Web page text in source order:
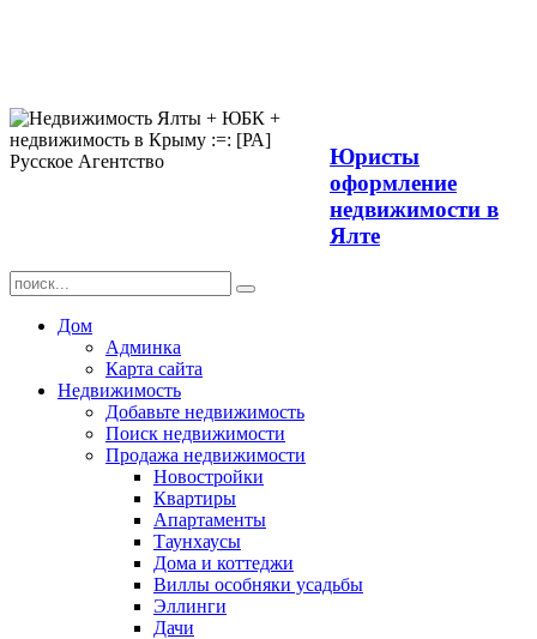
Юристы
оформление
недвижимости в
Ялте
Дом
Админка
Карта сайта
Недвижимость
Добавьте недвижимость
Поиск недвижимости
Продажа недвижимости
Новостройки
Квартиры
Апартаменты
Таунхаусы
Дома и коттеджи
Виллы особняки усадьбы
Эллинги
Дачи